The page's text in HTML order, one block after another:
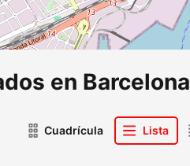
en Barcelona
Cuadrícula Lista